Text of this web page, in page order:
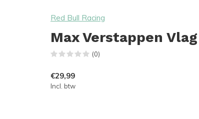
Red Bull Racing
Max Verstappen
(0)
€29,99
Incl. btw